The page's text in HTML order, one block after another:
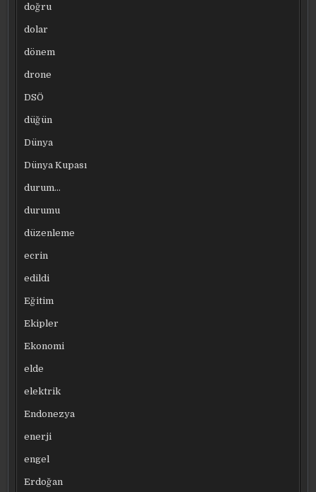
doğru
dolar
dönem
drone
DSÖ
düğün
Dünya
Dünya Kupası
durum…
durumu
düzenleme
ecrin
edildi
Eğitim
Ekipler
Ekonomi
elde
elektrik
Endonezya
enerji
engel
Erdoğan